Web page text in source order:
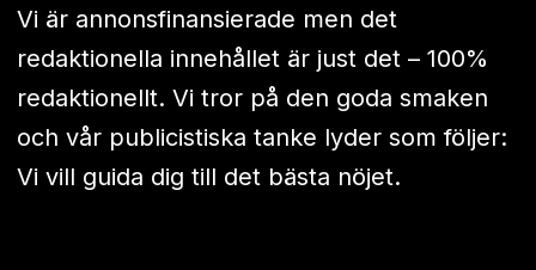
Vi är annonsfinansierade men det
redaktionella innehållet är just det – 100%
redaktionellt. Vi tror på den goda smaken
och vår publicistiska tanke lyder som följer:
Vi vill guida dig till det bästa nöjet.